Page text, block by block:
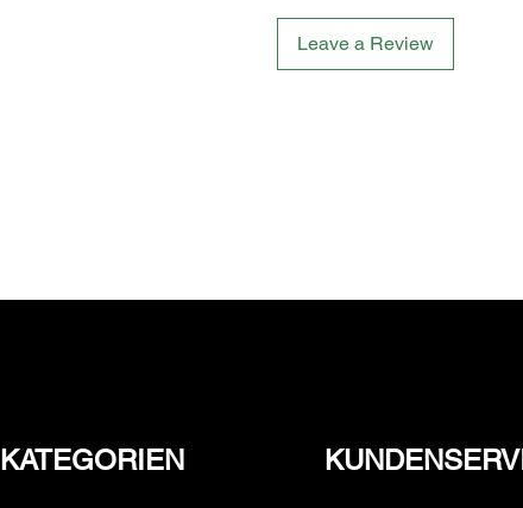
Leave a Review
KATEGORIEN